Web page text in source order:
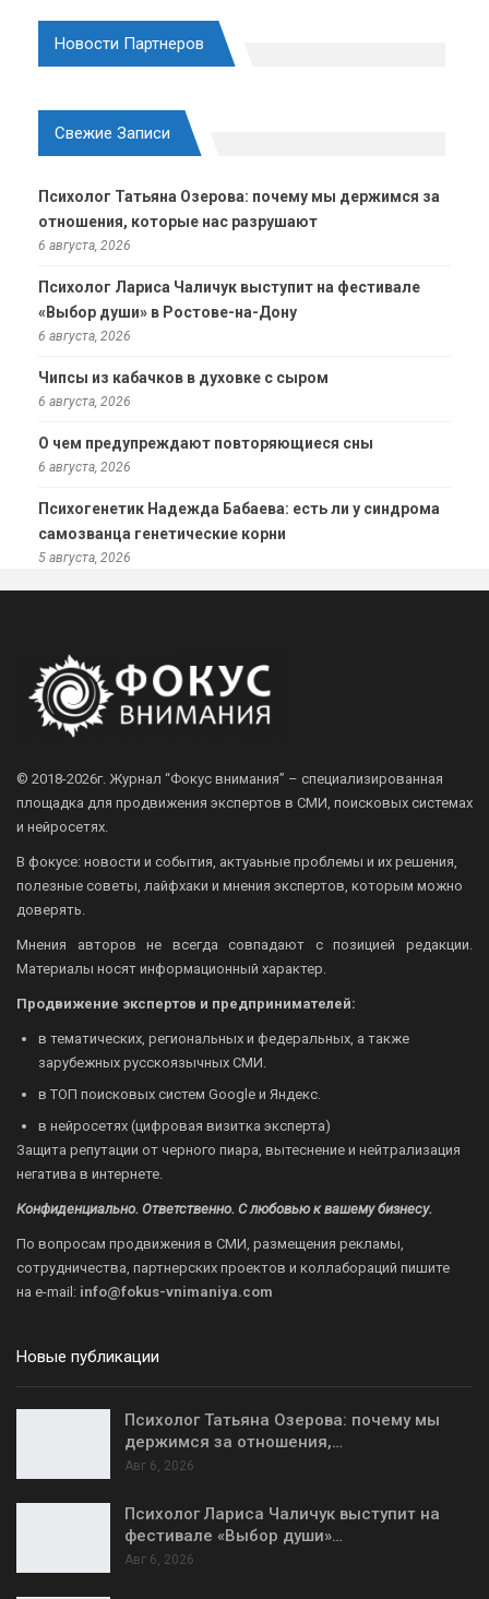
Новости Партнеров
Свежие Записи
Психолог Татьяна Озерова: почему мы держимся за
отношения, которые нас разрушают
6 августа, 2026
Психолог Лариса Чаличук выступит на фестивале
«Выбор души» в Ростове-на-Дону
6 августа, 2026
Чипсы из кабачков в духовке с сыром
6 августа, 2026
О чем предупреждают повторяющиеся сны
6 августа, 2026
Психогенетик Надежда Бабаева: есть ли у синдрома
самозванца генетические корни
5 августа, 2026
© 2018-2026г. Журнал “Фокус внимания” – специализированная
площадка для продвижения экспертов в СМИ, поисковых системах
и нейросетях.
В фокусе: новости и события, актуаьные проблемы и их решения,
полезные советы, лайфхаки и мнения экспертов, которым можно
доверять.
Мнения авторов не всегда совпадают с позицией редакции.
Материалы носят информационный характер.
Продвижение экспертов и предпринимателей:
в тематических, региональных и федеральных, а также
зарубежных русскоязычных СМИ.
в ТОП поисковых систем Google и Яндекс.
в нейросетях (цифровая визитка эксперта)
Защита репутации от черного пиара, вытеснение и нейтрализация
негатива в интернете.
Конфиденциально. Ответственно. С любовью к вашему бизнесу.
По вопросам продвижения в СМИ, размещения рекламы,
сотрудничества, партнерских проектов и коллабораций пишите
на e-mail: info@fokus-vnimaniya.com
Новые публикации
Психолог Татьяна Озерова: почему мы
держимся за отношения,…
Авг 6, 2026
Психолог Лариса Чаличук выступит на
фестивале «Выбор души»…
Авг 6, 2026